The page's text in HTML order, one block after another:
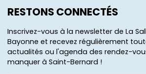
RESTONS CONNECTÉS
Inscrivez-vous à la newsletter de La
Bayonne et recevez régulièrement
actualités ou l'agenda des rendez-
manquer à Saint-Bernard !